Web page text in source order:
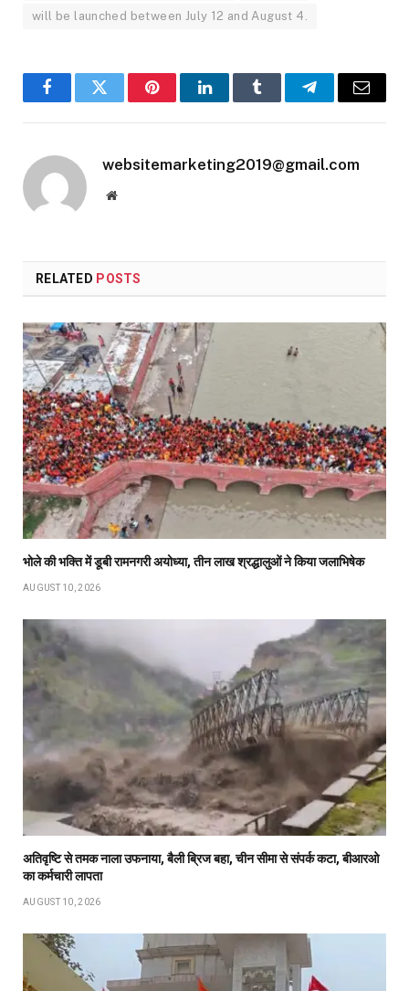
will be launched between July 12 and August 4.
FacebookTwitter PinterestLinkedInTumblr TelegramEmail
websitemarketing2019@gmail.com
Website
RELATED POSTS
भोले की भक्ति में डूबी रामनगरी अयोध्या, तीन लाख श्रद्धालुओं ने किया जलाभिषेक
AUGUST 10, 2026
अतिवृष्टि से तमक नाला उफनाया, बैली ब्रिज बहा, चीन सीमा से संपर्क कटा, बीआरओ
का कर्मचारी लापता
AUGUST 10, 2026